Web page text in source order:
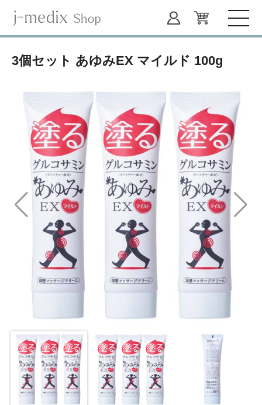
3個セット あゆみEX マイルド 100g